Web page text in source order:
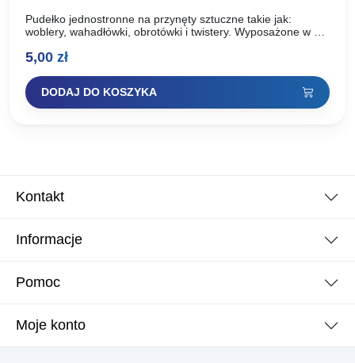
Pudełko jednostronne na przynęty sztuczne takie jak:
woblery, wahadłówki, obrotówki i twistery. Wyposażone w 4
bezpiecznego w kontakcie z…
5,00 zł
DODAJ DO KOSZYKA
Kontakt
Informacje
Pomoc
Moje konto